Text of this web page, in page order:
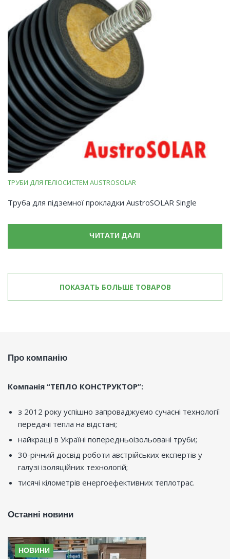
ТРУБИ ДЛЯ ГЕЛІОСИСТЕМ AUSTROSOLAR
Труба для підземної прокладки AustroSOLAR Single
ЧИТАТИ ДАЛІ
ПОКАЗАТЬ БОЛЬШЕ ТОВАРОВ
Про компанію
Компанія “ТЕПЛО КОНСТРУКТОР”:
з 2012 року успішно запроваджуємо сучасні технології
передачі тепла на відстані;
найкращі в Україні попередньоізольовані труби;
30-річний досвід роботи австрійських експертів у
галузі ізоляційних технологій;
тисячі кілометрів енергоефективних теплотрас.
Останні новини
НОВИНИ